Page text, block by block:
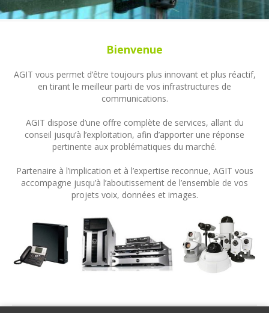
Bienvenue
AGIT vous permet d’être toujours plus innovant et plus réactif,
en tirant le meilleur parti de vos infrastructures de
communications.
AGIT dispose d’une offre complète de services, allant du
conseil jusqu’à l’exploitation, afin d’apporter une réponse
pertinente aux problématiques du marché.
Partenaire à l’implication et à l’expertise reconnue, AGIT vous
accompagne jusqu’à l’aboutissement de l’ensemble de vos
projets voix, données et images.